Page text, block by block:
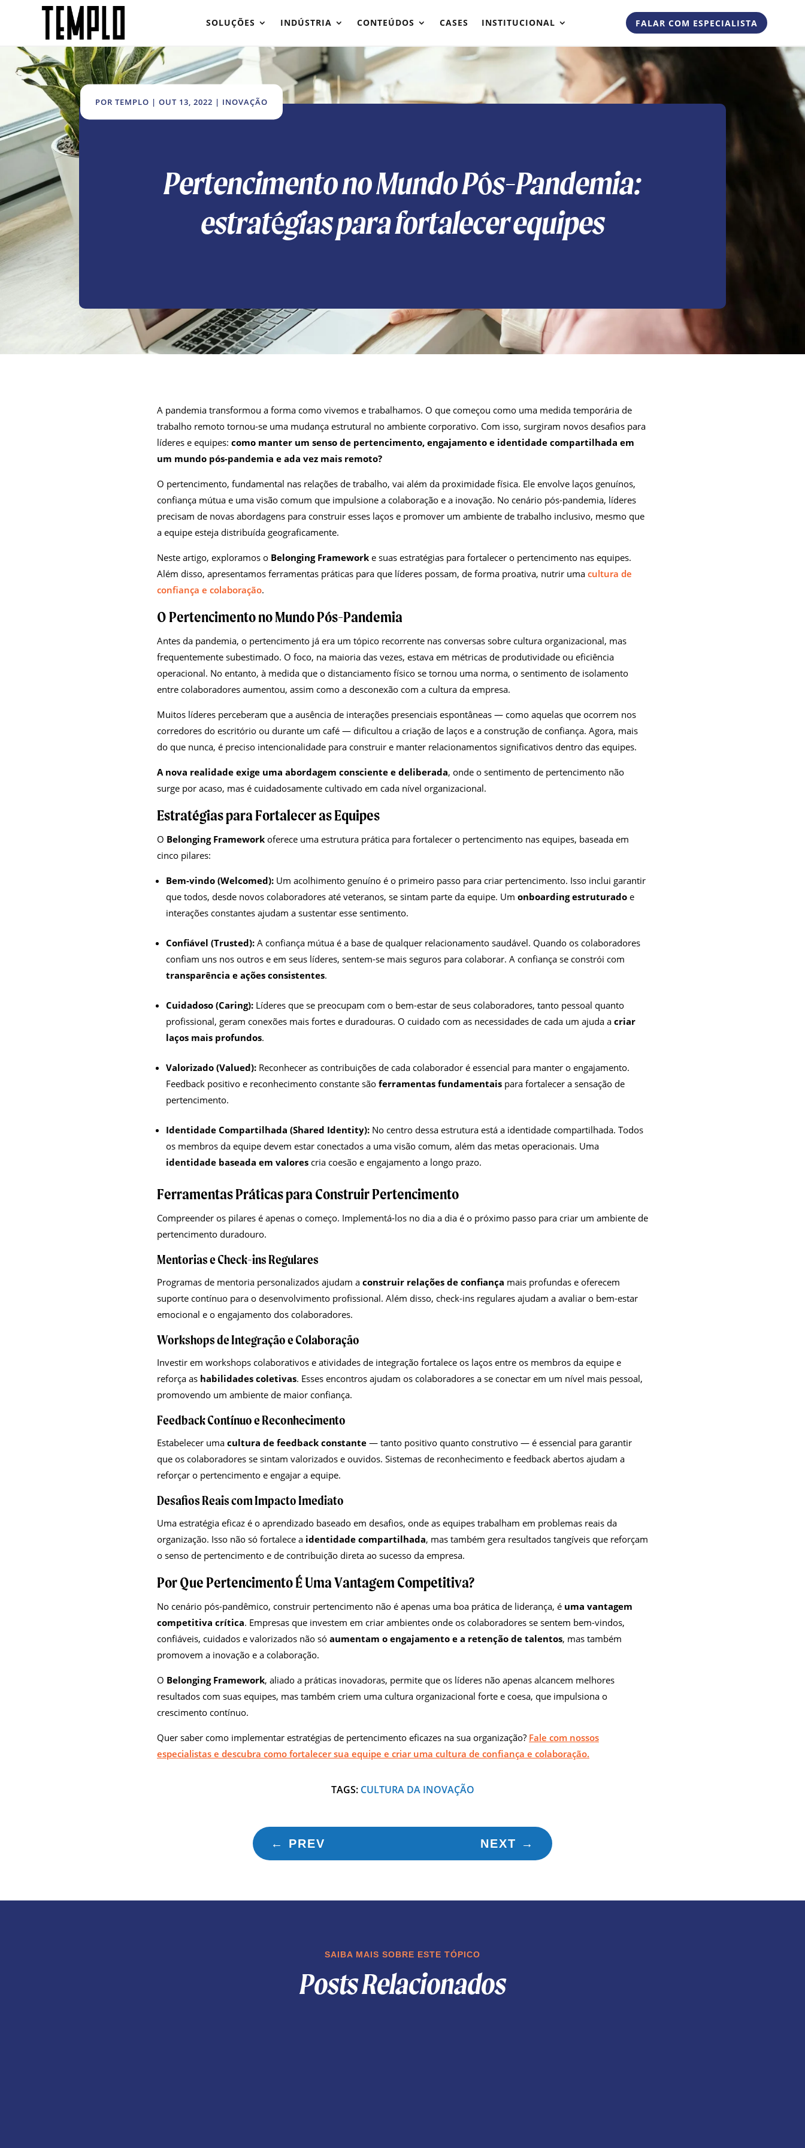
SOLUÇÕES INDÚSTRIA CONTEÚDOS CASES INSTITUCIONAL FALAR COM ESPECIALISTA
PORTEMPLO |OUT 13, 2022 | INOVAÇÃO
Pertencimento no Mundo Pós-Pandemia:
estratégias para fortalecer equipes
A pandemia transformou a forma como vivemos e trabalhamos. O que começou como uma medida temporária de
trabalho remoto tornou-se uma mudança estrutural no ambiente corporativo. Com isso, surgiram novos desafios para
líderes e equipes: como manter um senso de pertencimento, engajamento e identidade compartilhada em
um mundo pós-pandemia e ada vez mais remoto?
O pertencimento, fundamental nas relações de trabalho, vai além da proximidade física. Ele envolve laços genuínos,
confiança mútua e uma visão comum que impulsione a colaboração e a inovação. No cenário pós-pandemia, líderes
precisam de novas abordagens para construir esses laços e promover um ambiente de trabalho inclusivo, mesmo que
a equipe esteja distribuída geograficamente.
Neste artigo, exploramos o Belonging Framework e suas estratégias para fortalecer o pertencimento nas equipes.
Além disso, apresentamos ferramentas práticas para que líderes possam, de forma proativa, nutrir uma cultura de
confiança e colaboração.
O Pertencimento no Mundo Pós-Pandemia
Antes da pandemia, o pertencimento já era um tópico recorrente nas conversas sobre cultura organizacional, mas
frequentemente subestimado. O foco, na maioria das vezes, estava em métricas de produtividade ou eficiência
operacional. No entanto, à medida que o distanciamento físico se tornou uma norma, o sentimento de isolamento
entre colaboradores aumentou, assim como a desconexão com a cultura da empresa.
Muitos líderes perceberam que a ausência de interações presenciais espontâneas — como aquelas que ocorrem nos
corredores do escritório ou durante um café — dificultou a criação de laços e a construção de confiança. Agora, mais
do que nunca, é preciso intencionalidade para construir e manter relacionamentos significativos dentro das equipes.
A nova realidade exige uma abordagem consciente e deliberada, onde o sentimento de pertencimento não
surge por acaso, mas é cuidadosamente cultivado em cada nível organizacional.
Estratégias para Fortalecer as Equipes
O Belonging Framework oferece uma estrutura prática para fortalecer o pertencimento nas equipes, baseada em
cinco pilares:
Bem-vindo (Welcomed): Um acolhimento genuíno é o primeiro passo para criar pertencimento. Isso inclui garantir
que todos, desde novos colaboradores até veteranos, se sintam parte da equipe. Um onboarding estruturado e
interações constantes ajudam a sustentar esse sentimento.
Confiável (Trusted): A confiança mútua é a base de qualquer relacionamento saudável. Quando os colaboradores
confiam uns nos outros e em seus líderes, sentem-se mais seguros para colaborar. A confiança se constrói com
transparência e ações consistentes.
Cuidadoso (Caring): Líderes que se preocupam com o bem-estar de seus colaboradores, tanto pessoal quanto
profissional, geram conexões mais fortes e duradouras. O cuidado com as necessidades de cada um ajuda a criar
laços mais profundos.
Valorizado (Valued): Reconhecer as contribuições de cada colaborador é essencial para manter o engajamento.
Feedback positivo e reconhecimento constante são ferramentas fundamentais para fortalecer a sensação de
pertencimento.
Identidade Compartilhada (Shared Identity): No centro dessa estrutura está a identidade compartilhada. Todos
os membros da equipe devem estar conectados a uma visão comum, além das metas operacionais. Uma
identidade baseada em valores cria coesão e engajamento a longo prazo.
Ferramentas Práticas para Construir Pertencimento
Compreender os pilares é apenas o começo. Implementá-los no dia a dia é o próximo passo para criar um ambiente de
pertencimento duradouro.
Mentorias e Check-ins Regulares
Programas de mentoria personalizados ajudam a construir relações de confiança mais profundas e oferecem
suporte contínuo para o desenvolvimento profissional. Além disso, check-ins regulares ajudam a avaliar o bem-estar
emocional e o engajamento dos colaboradores.
Workshops de Integração e Colaboração
Investir em workshops colaborativos e atividades de integração fortalece os laços entre os membros da equipe e
reforça as habilidades coletivas. Esses encontros ajudam os colaboradores a se conectar em um nível mais pessoal,
promovendo um ambiente de maior confiança.
Feedback Contínuo e Reconhecimento
Estabelecer uma cultura de feedback constante — tanto positivo quanto construtivo — é essencial para garantir
que os colaboradores se sintam valorizados e ouvidos. Sistemas de reconhecimento e feedback abertos ajudam a
reforçar o pertencimento e engajar a equipe.
Desafios Reais com Impacto Imediato
Uma estratégia eficaz é o aprendizado baseado em desafios, onde as equipes trabalham em problemas reais da
organização. Isso não só fortalece a identidade compartilhada, mas também gera resultados tangíveis que reforçam
o senso de pertencimento e de contribuição direta ao sucesso da empresa.
Por Que Pertencimento É Uma Vantagem Competitiva?
No cenário pós-pandêmico, construir pertencimento não é apenas uma boa prática de liderança, é uma vantagem
competitiva crítica. Empresas que investem em criar ambientes onde os colaboradores se sentem bem-vindos,
confiáveis, cuidados e valorizados não só aumentam o engajamento e a retenção de talentos, mas também
promovem a inovação e a colaboração.
O Belonging Framework, aliado a práticas inovadoras, permite que os líderes não apenas alcancem melhores
resultados com suas equipes, mas também criem uma cultura organizacional forte e coesa, que impulsiona o
crescimento contínuo.
Quer saber como implementar estratégias de pertencimento eficazes na sua organização? Fale com nossos
especialistas e descubra como fortalecer sua equipe e criar uma cultura de confiança e colaboração.
TAGS: CULTURA DA INOVAÇÃO
← PREV NEXT →
SAIBA MAIS SOBRE ESTE TÓPICO
Posts Relacionados